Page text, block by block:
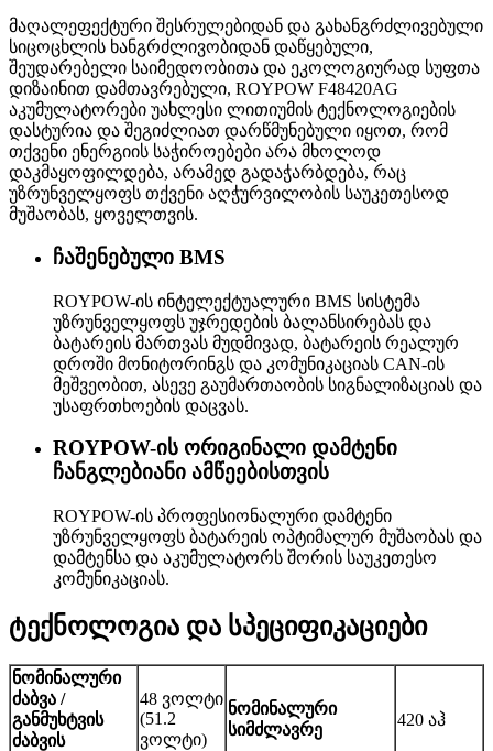
მაღალეფექტური შესრულებიდან და გახანგრძლივებული
სიცოცხლის ხანგრძლივობიდან დაწყებული,
შეუდარებელი საიმედოობითა და ეკოლოგიურად სუფთა
დიზაინით დამთავრებული, ROYPOW F48420AG
აკუმულატორები უახლესი ლითიუმის ტექნოლოგიების
დასტურია და შეგიძლიათ დარწმუნებული იყოთ, რომ
თქვენი ენერგიის საჭიროებები არა მხოლოდ
დაკმაყოფილდება, არამედ გადაჭარბდება, რაც
უზრუნველყოფს თქვენი აღჭურვილობის საუკეთესოდ
მუშაობას, ყოველთვის.
ჩაშენებული BMS
ROYPOW-ის ინტელექტუალური BMS სისტემა
უზრუნველყოფს უჯრედების ბალანსირებას და
ბატარეის მართვას მუდმივად, ბატარეის რეალურ
დროში მონიტორინგს და კომუნიკაციას CAN-ის
მეშვეობით, ასევე გაუმართაობის სიგნალიზაციას და
უსაფრთხოების დაცვას.
ROYPOW-ის ორიგინალი დამტენი
ჩანგლებიანი ამწეებისთვის
ROYPOW-ის პროფესიონალური დამტენი
უზრუნველყოფს ბატარეის ოპტიმალურ მუშაობას და
დამტენსა და აკუმულატორს შორის საუკეთესო
კომუნიკაციას.
ტექნოლოგია და სპეციფიკაციები
ნომინალური
ძაბვა /
განმუხტვის
ძაბვის
48 ვოლტი
(51.2
ვოლტი)
ნომინალური
სიმძლავრე
420 აჰ